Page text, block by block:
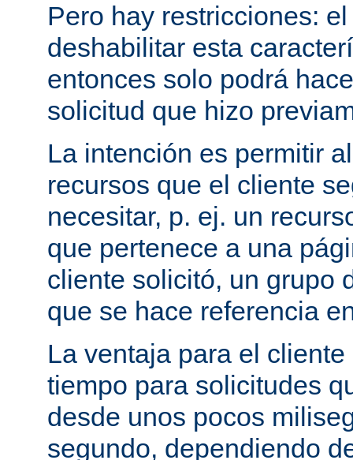
Pero hay restricciones:
deshabilitar esta
entonces solo podrá
solicitud que hizo
La intención es permitir
recursos que el cliente
necesitar, p. ej. un
que pertenece a una
cliente solicitó, un grupo
que se hace referencia
La ventaja para el
tiempo para solicitudes
desde unos pocos
segundo, dependiendo